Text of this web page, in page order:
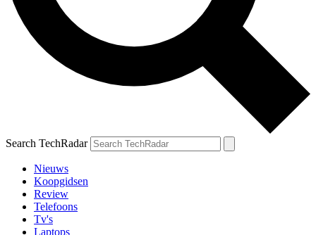
Search TechRadar
Nieuws
Koopgidsen
Review
Telefoons
Tv's
Laptops